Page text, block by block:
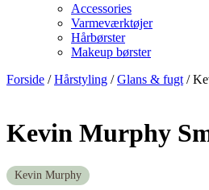
Accessories
Varmeværktøjer
Hårbørster
Makeup børster
Forside /Hårstyling /Glans & fugt /
Kevin Murphy
Kevin Murphy